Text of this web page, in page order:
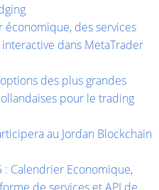
des services
dans MetaTrader
des plus grandes
pour le trading
au Jordan Blockchain
Calendrier Economique,